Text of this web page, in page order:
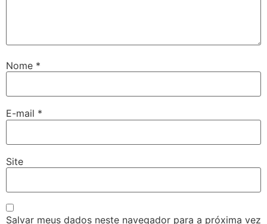
Nome *
E-mail *
Site
Salvar meus dados neste navegador para a próxima vez